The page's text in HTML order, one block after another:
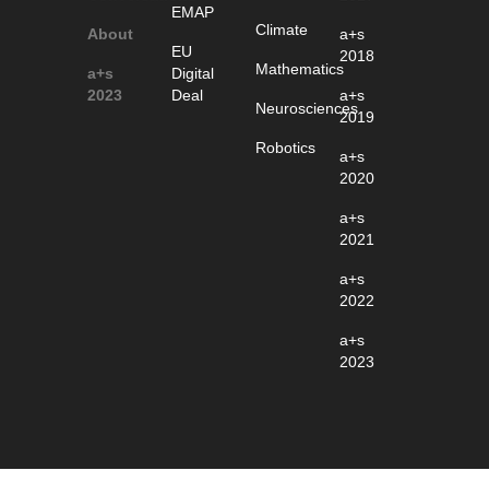
About
a+s
2023
EMAP
EU
Digital
Deal
Climate
Mathematics
Neurosciences
Robotics
a+s
2018
a+s
2019
a+s
2020
a+s
2021
a+s
2022
a+s
2023